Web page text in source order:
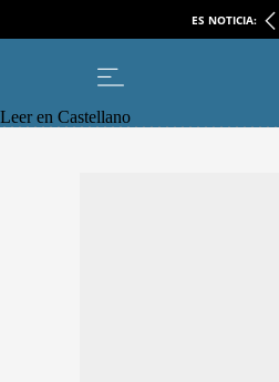
ES NOTICIA:
Leer en Castellano